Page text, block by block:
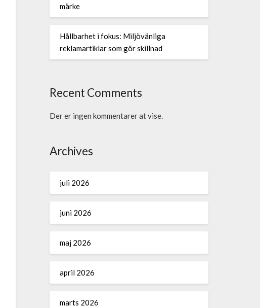
märke
Hållbarhet i fokus: Miljövänliga
reklamartiklar som gör skillnad
Recent Comments
Der er ingen kommentarer at vise.
Archives
juli 2026
juni 2026
maj 2026
april 2026
marts 2026